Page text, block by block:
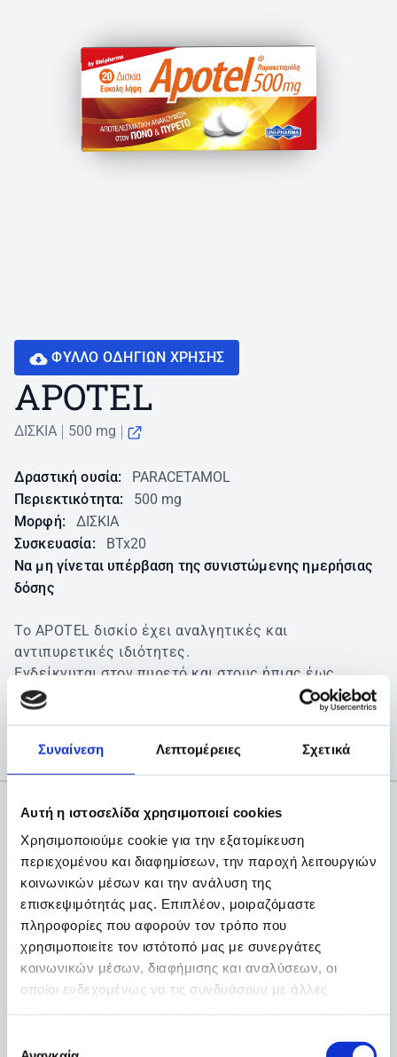
Συναίνεση Λεπτομέρειες Σχετικά
Αυτή η ιστοσελίδα χρησιμοποιεί cookies
Χρησιμοποιούμε cookie για την εξατομίκευση
περιεχομένου και διαφημίσεων, την παροχή λειτουργιών
κοινωνικών μέσων και την ανάλυση της
επισκεψιμότητάς μας. Επιπλέον, μοιραζόμαστε
πληροφορίες που αφορούν τον τρόπο που
χρησιμοποιείτε τον ιστότοπό μας με συνεργάτες
κοινωνικών μέσων, διαφήμισης και αναλύσεων, οι
οποίοι ενδεχομένως να τις συνδυάσουν με άλλες
των υπηρεσιών τους.
APOTEL
ΔΙΣΚΙΑ 500 mg
Το APOTEL δισκίο έχει αναλγητικές και
αντιπυρετικές ιδιότητες.
Ενδείκνυται στον πυρετό και στους ήπιας έως
μέτριας έντασης πόνους των αρθρώσεων, μυϊκούς
πόνους, νευραλγίες, πονοκεφάλους, πονόδοντο και
Δραστική ουσία:
PARACETAMOL
Περιεκτικότητα:
500 mg
Μορφή:
ΔΙΣΚΙΑ
Συσκευασία:
BTx20
Να μη γίνεται υπέρβαση της συνιστώμενης ημερήσιας
δόσης
ΦΥΛΛΟ ΟΔΗΓΙΩN ΧΡΗΣΗΣ